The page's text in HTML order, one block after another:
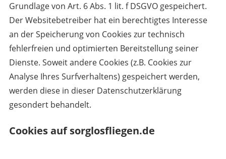
Grundlage von Art. 6 Abs. 1 lit. f DSGVO gespeichert.
Der Websitebetreiber hat ein berechtigtes Interesse
an der Speicherung von Cookies zur technisch
fehlerfreien und optimierten Bereitstellung seiner
Dienste. Soweit andere Cookies (z.B. Cookies zur
Analyse Ihres Surfverhaltens) gespeichert werden,
werden diese in dieser Datenschutzerklärung
gesondert behandelt.
Cookies auf sorglosfliegen.de